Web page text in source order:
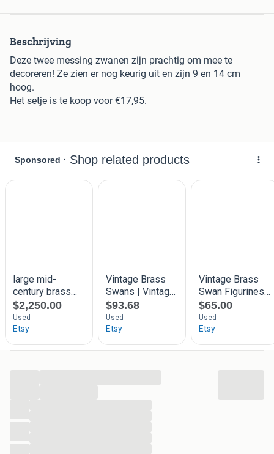
Beschrijving
Deze twee messing zwanen zijn prachtig om mee te
decoreren! Ze zien er nog keurig uit en zijn 9 en 14 cm
hoog.
Het setje is te koop voor €17,95.